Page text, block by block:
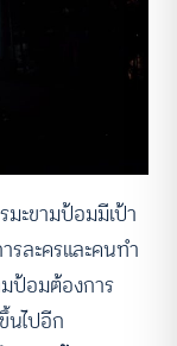
ะขามป้อมมีเป้า
รละครและคนทำ
ป้อมต้องการ
นไปอีก